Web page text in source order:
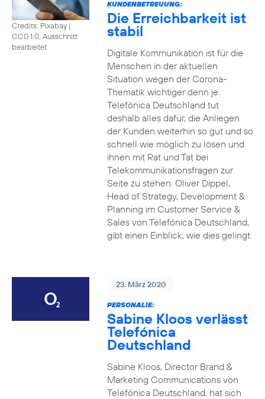
Credits: Pixabay |
CC0 1.0, Ausschnitt
bearbeitet
KUNDENBETREUUNG:
Die Erreichbarkeit ist
stabil
Digitale Kommunikation ist für die
Menschen in der aktuellen
Situation wegen der Corona-
Thematik wichtiger denn je.
Telefónica Deutschland tut
deshalb alles dafür, die Anliegen
der Kunden weiterhin so gut und so
schnell wie möglich zu lösen und
ihnen mit Rat und Tat bei
Telekommunikationsfragen zur
Seite zu stehen. Oliver Dippel,
Head of Strategy, Development &
Planning im Customer Service &
Sales von Telefónica Deutschland,
gibt einen Einblick, wie dies gelingt.
23. März 2020
PERSONALIE:
Sabine Kloos verlässt
Telefónica
Deutschland
Sabine Kloos, Director Brand &
Marketing Communications von
Telefónica Deutschland, hat sich